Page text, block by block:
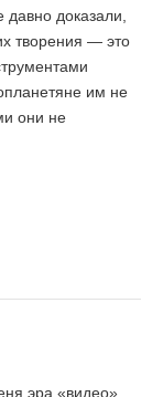
доказали,
творения — это
им не
они не
эра «видео»